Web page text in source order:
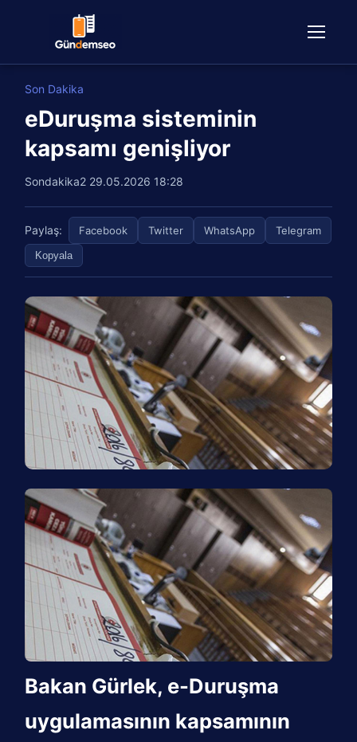
Son Dakika
eDuruşma sisteminin
kapsamı genişliyor
Sondakika2 29.05.2026 18:28
Paylaş: Facebook Twitter WhatsApp Telegram
Kopyala
Bakan Gürlek, e-Duruşma
uygulamasının kapsamının